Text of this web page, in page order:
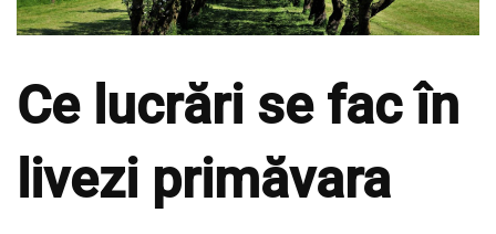
Ce lucrări se fac în
livezi primăvara